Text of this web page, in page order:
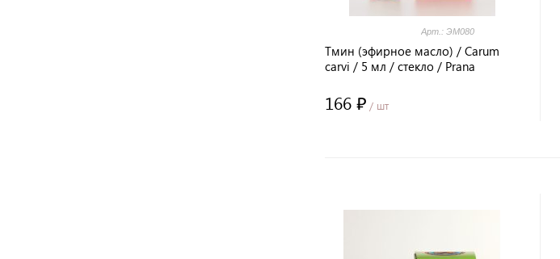
Арт.: ЭМ080
Тмин (эфирное масло) / Carum
carvi / 5 мл / стекло / Prana
166 ₽ / шт